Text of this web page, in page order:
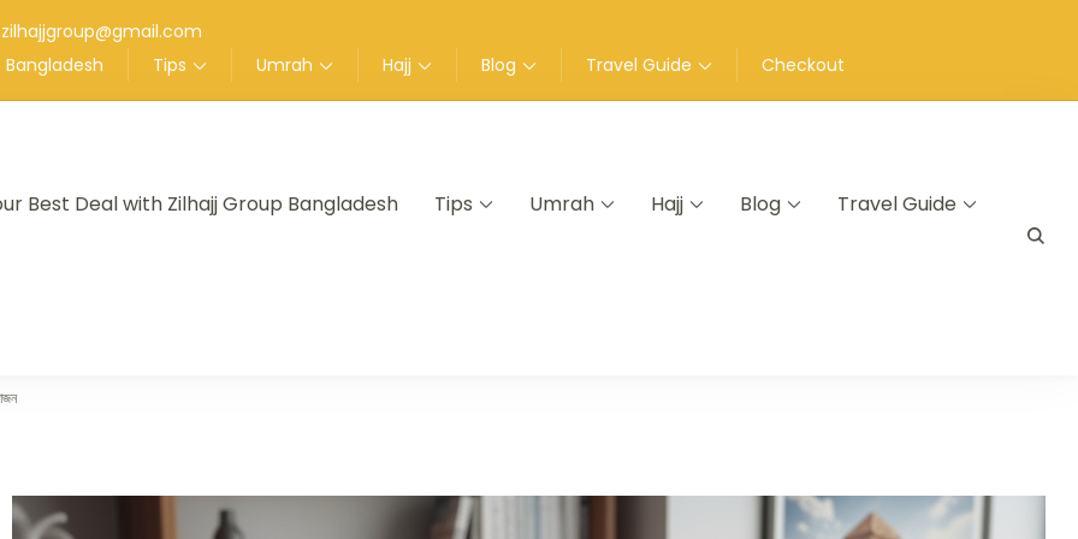
zilhajjgroup@gmail.com
Tips Umrah Hajj Blog Travel Guide Checkout
Best Deal with Zilhajj Group Bangladesh Tips Umrah Hajj Blog Travel Guide